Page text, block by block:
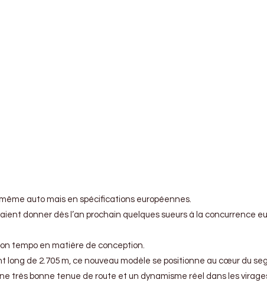
auto mais en spécifications européennes.
donner dès l’an prochain quelques sueurs à la concurrence
tempo en matière de conception.
de 2.705 m, ce nouveau modèle se positionne au cœur
très bonne tenue de route et un dynamisme réel dans les